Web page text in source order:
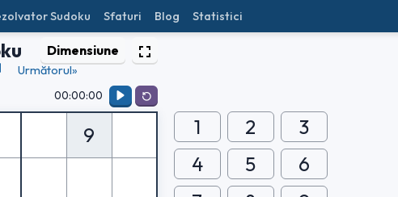
Sudoku Sfaturi Blog Statistici
Dimensiune
Următorul»
00:00:00
9
1 2
3
4
5
6